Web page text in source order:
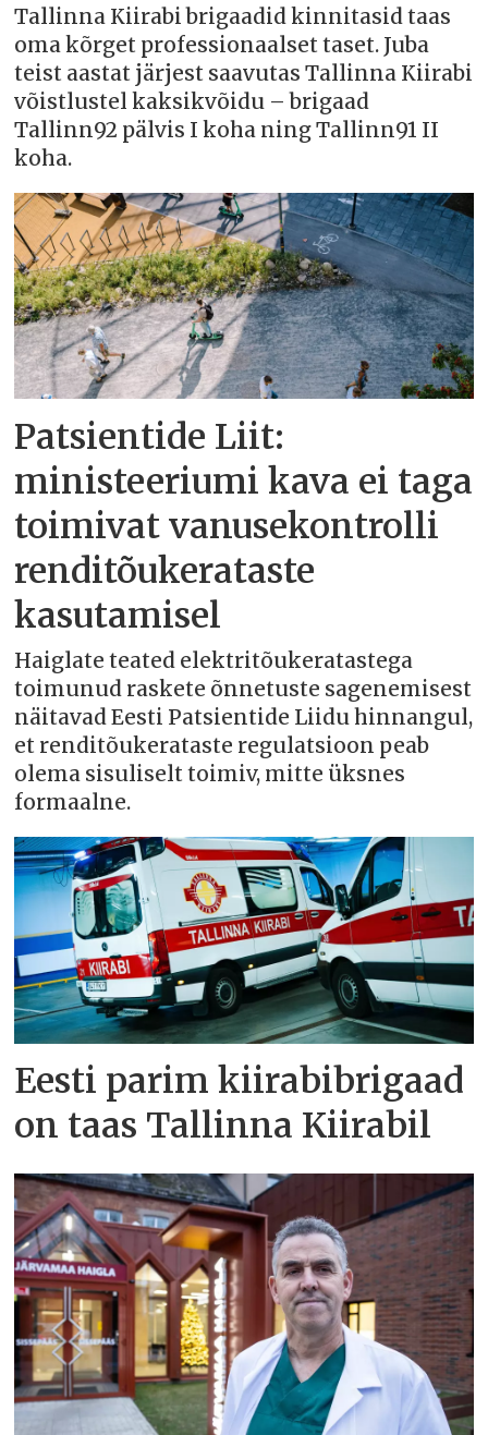
Tallinna Kiirabi brigaadid kinnitasid taas
oma kõrget professionaalset taset. Juba
teist aastat järjest saavutas Tallinna Kiirabi
võistlustel kaksikvõidu – brigaad
Tallinn92 pälvis I koha ning Tallinn91 II
koha.
Patsientide Liit:
ministeeriumi kava ei taga
toimivat vanusekontrolli
renditõukerataste
kasutamisel
Haiglate teated elektritõukeratastega
toimunud raskete õnnetuste sagenemisest
näitavad Eesti Patsientide Liidu hinnangul,
et renditõukerataste regulatsioon peab
olema sisuliselt toimiv, mitte üksnes
formaalne.
Eesti parim kiirabibrigaad
on taas Tallinna Kiirabil